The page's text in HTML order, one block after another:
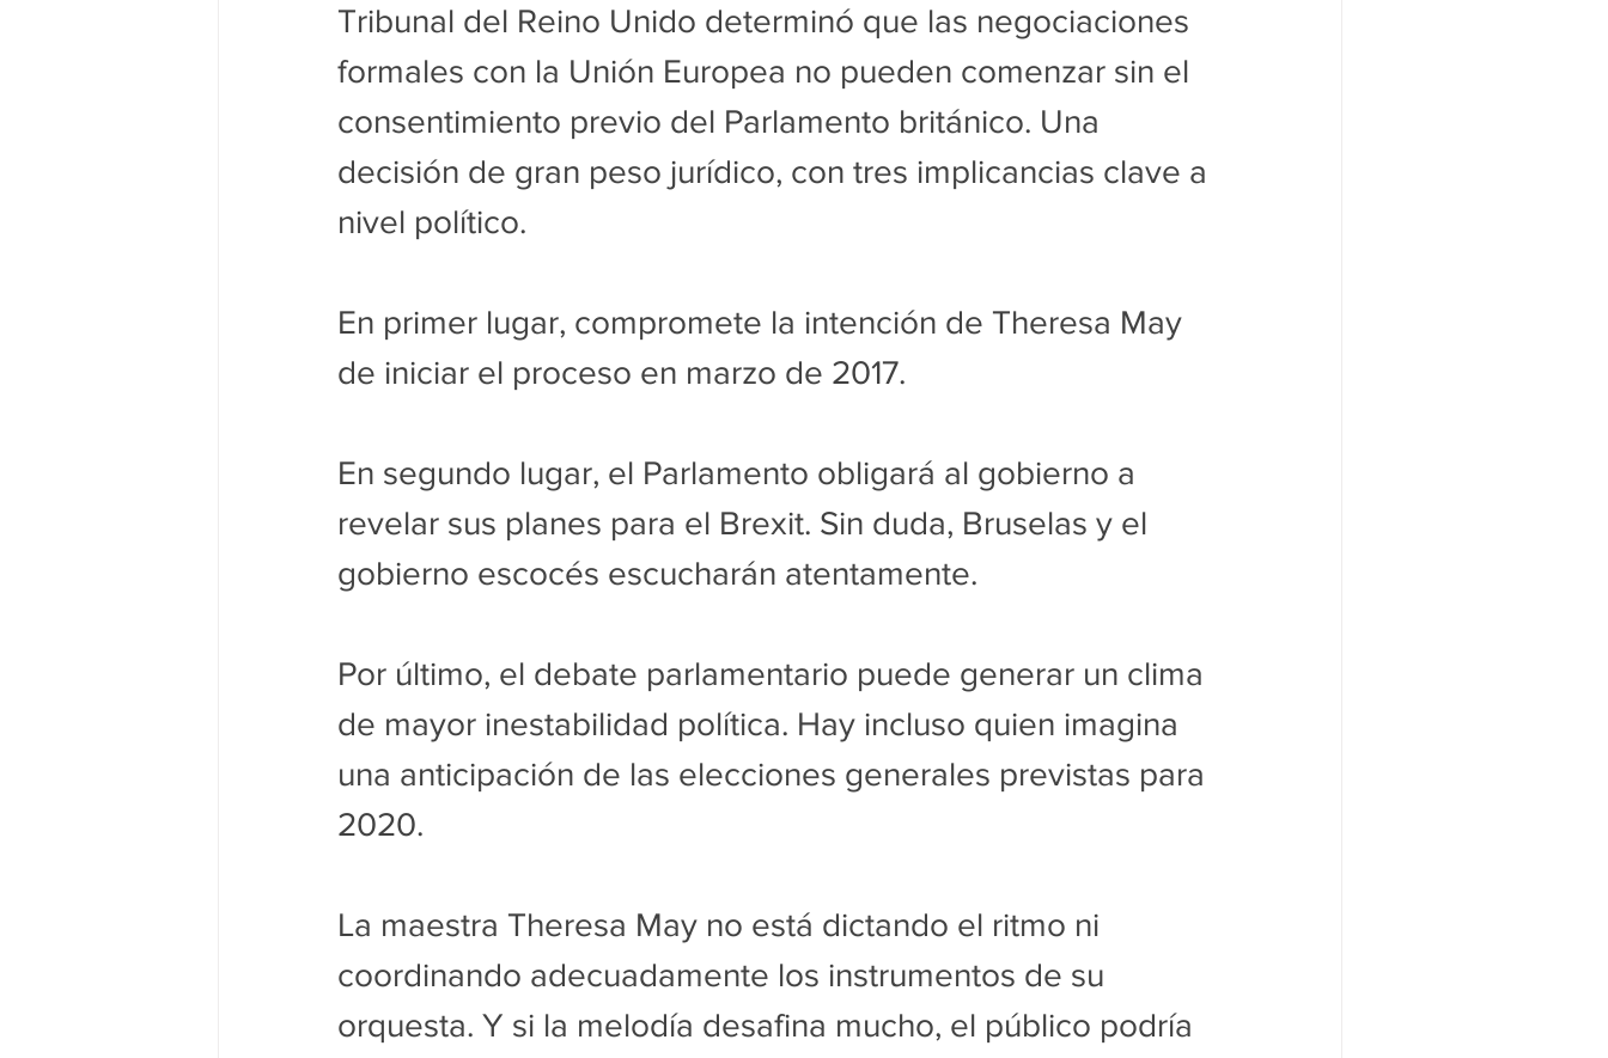
Tribunal del Reino Unido determinó que las negociaciones
formales con la Unión Europea no pueden comenzar sin el
consentimiento previo del Parlamento británico. Una
decisión de gran peso jurídico, con tres implicancias clave a
nivel político.
En primer lugar, compromete la intención de Theresa May
de iniciar el proceso en marzo de 2017.
En segundo lugar, el Parlamento obligará al gobierno a
revelar sus planes para el Brexit. Sin duda, Bruselas y el
gobierno escocés escucharán atentamente.
Por último, el debate parlamentario puede generar un clima
de mayor inestabilidad política. Hay incluso quien imagina
una anticipación de las elecciones generales previstas para
2020.
La maestra Theresa May no está dictando el ritmo ni
coordinando adecuadamente los instrumentos de su
orquesta. Y si la melodía desafina mucho, el público podría